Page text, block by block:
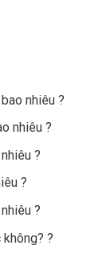
nhiêu ?
nhiêu ?
?
?
?
?